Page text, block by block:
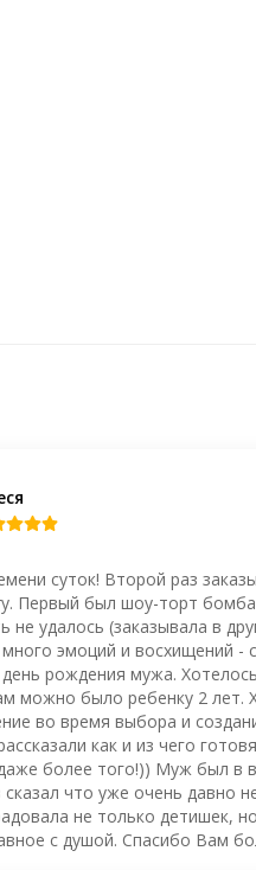
суток! Второй раз
Первый был шоу-торт
не удалось (заказывала в
эмоций и восхищений -
день рождения мужа.
можно было ребенку 2 лет.
во время выбора и
как и из чего
более того!)) Муж был в
что уже очень давно
не только детишек,
с душой. Спасибо Вам